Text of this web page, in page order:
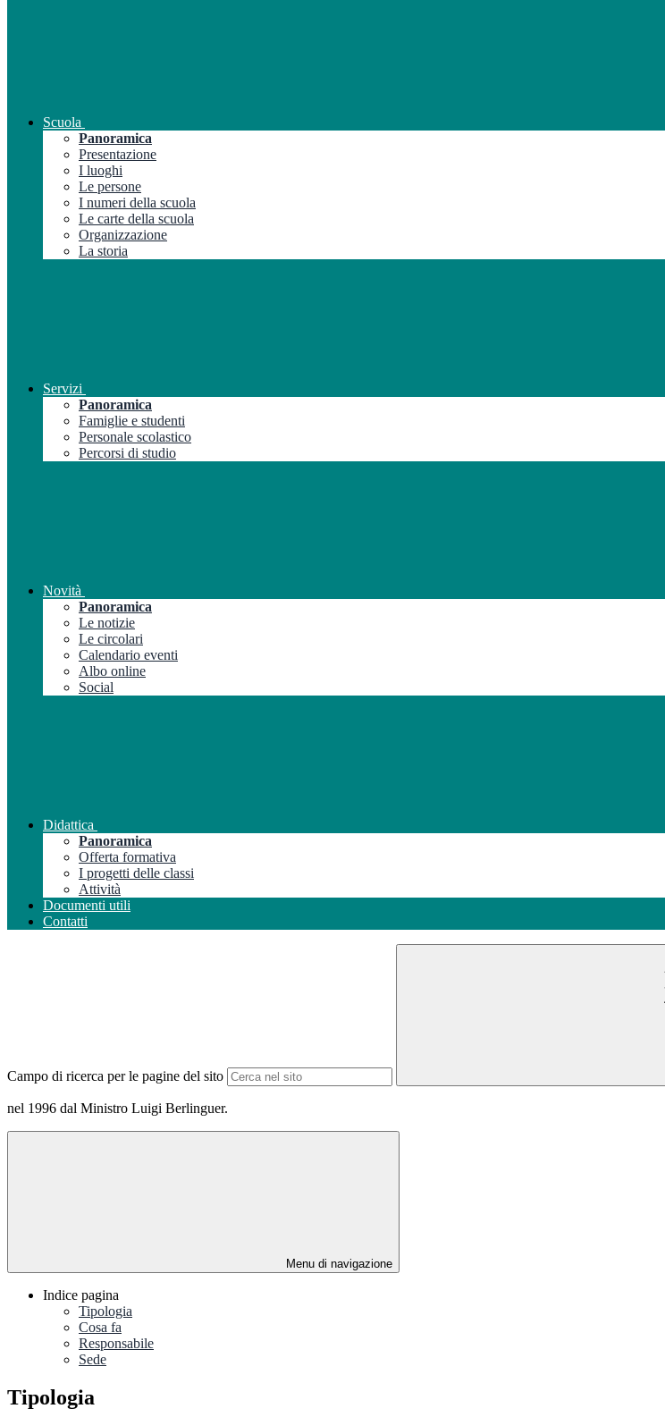
Scuola
Panoramica
Presentazione
I luoghi
Le persone
I numeri della scuola
Le carte della scuola
Organizzazione
La storia
Servizi
Panoramica
Famiglie e studenti
Personale scolastico
Percorsi di studio
Novità
Panoramica
Le notizie
Le circolari
Calendario eventi
Albo online
Social
Didattica
Panoramica
Offerta formativa
I progetti delle classi
Attività
Documenti utili
Contatti
Campo di ricerca per le pagine del sito
nel 1996 dal Ministro Luigi Berlinguer.
Menu di navigazione
Indice pagina
Tipologia
Cosa fa
Responsabile
Sede
Tipologia